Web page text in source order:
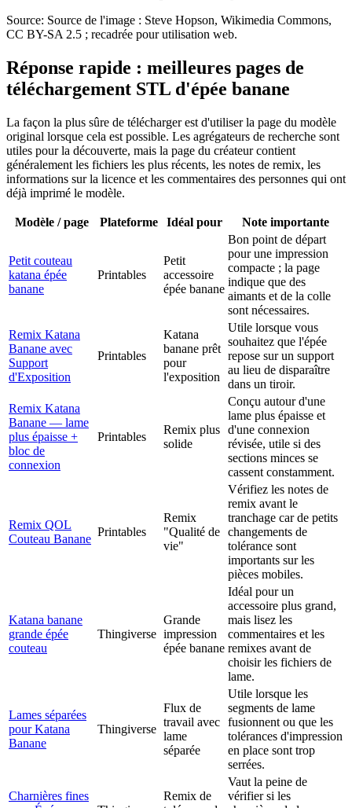
Source: Source de l'image : Steve Hopson, Wikimedia Commons,
CC BY-SA 2.5 ; recadrée pour utilisation web.
Réponse rapide : meilleures pages de
téléchargement STL d'épée banane
La façon la plus sûre de télécharger est d'utiliser la page du modèle
original lorsque cela est possible. Les agrégateurs de recherche sont
utiles pour la découverte, mais la page du créateur contient
généralement les fichiers les plus récents, les notes de remix, les
informations sur la licence et les commentaires des personnes qui ont
déjà imprimé le modèle.
Modèle / page Plateforme Idéal pour Note importante
Petit couteau
katana épée
banane
Printables
Petit
accessoire
épée banane
Bon point de départ
pour une impression
compacte ; la page
indique que des
aimants et de la colle
sont nécessaires.
Remix Katana
Banane avec
Support
d'Exposition
Printables
Katana
banane prêt
pour
l'exposition
Utile lorsque vous
souhaitez que l'épée
repose sur un support
au lieu de disparaître
dans un tiroir.
Remix Katana
Banane — lame
plus épaisse +
bloc de
connexion
Printables
Remix plus
solide
Conçu autour d'une
lame plus épaisse et
d'une connexion
révisée, utile si des
sections minces se
cassent constamment.
Remix QOL
Couteau Banane
Printables
Remix
"Qualité de
vie"
Vérifiez les notes de
remix avant le
tranchage car de petits
changements de
tolérance sont
importants sur les
pièces mobiles.
Katana banane
grande épée
couteau
Thingiverse
Grande
impression
épée banane
Idéal pour un
accessoire plus grand,
mais lisez les
commentaires et les
remixes avant de
choisir les fichiers de
lame.
Lames séparées
pour Katana
Banane
Thingiverse
Flux de
travail avec
lame
séparée
Utile lorsque les
segments de lame
fusionnent ou que les
tolérances d'impression
en place sont trop
serrées.
Charnières fines
Remix de
Vaut la peine de
vérifier si les